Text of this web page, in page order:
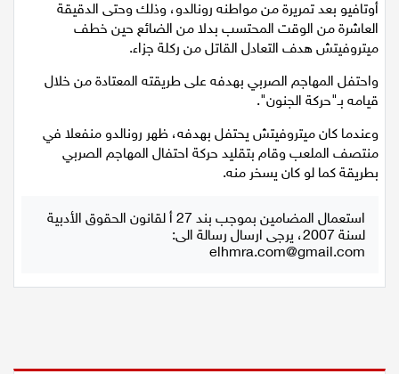
رياضة محلية
رياضة عالمية
تقارير خاصة
اقتصاد
مقالات
مطبخ
أوتافيو بعد تمريرة من مواطنه رونالدو، وذلك وحتى الدقيقة
العاشرة من الوقت المحتسب بدلا من الضائع حين خطف
ميتروفيتش هدف التعادل القاتل من ركلة جزاء.
واحتفل المهاجم الصربي بهدفه على طريقته المعتادة من خلال
قيامه بـ"حركة الجنون".
وعندما كان ميتروفيتش يحتفل بهدفه، ظهر رونالدو منفعلا في
منتصف الملعب وقام بتقليد حركة احتفال المهاجم الصربي
بطريقة كما لو كان يسخر منه.
استعمال المضامين بموجب بند 27 أ لقانون الحقوق الأدبية
لسنة 2007، يرجى ارسال رسالة الى:
elhmra.com@gmail.com